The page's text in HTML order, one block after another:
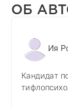
ОБ
Ия
Кандидат